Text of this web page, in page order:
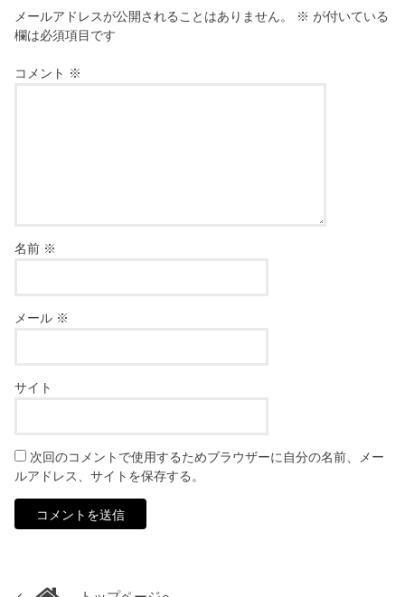
メールアドレスが公開されることはありません。 ※ が付いている
欄は必須項目です
コメント ※
名前 ※
メール ※
サイト
次回のコメントで使用するためブラウザーに自分の名前、メー
ルアドレス、サイトを保存する。